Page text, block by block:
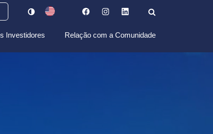
Investidores Relação com a Comunidade